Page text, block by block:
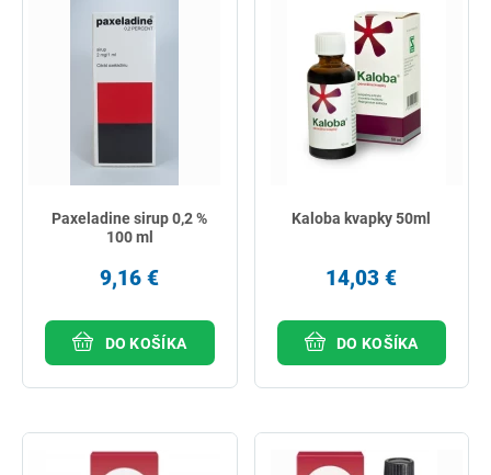
Paxeladine sirup 0,2 %
100 ml
9,16 €
DO KOŠÍKA
Kaloba kvapky 50ml
14,03 €
DO KOŠÍKA